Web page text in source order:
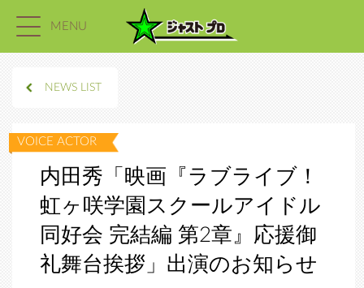
MENU
NEWS LIST
内田秀「映画『ラブライブ！
虹ヶ咲学園スクールアイドル
同好会 完結編 第2章』応援御
礼舞台挨拶」出演のお知らせ